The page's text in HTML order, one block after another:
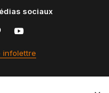
sociaux
infolettre